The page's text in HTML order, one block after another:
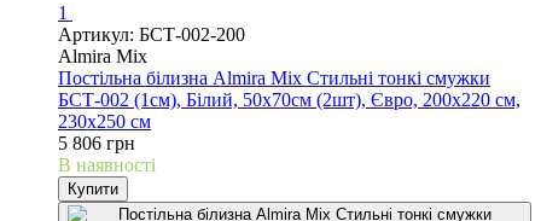
1
Артикул: БСТ-002-200
Almira Mix
Постільна білизна Almira Mix Стильні тонкі смужки
БСТ-002 (1см), Білий, 50х70см (2шт), Євро, 200х220 см,
230х250 см
5 806 грн
В наявності
Купити